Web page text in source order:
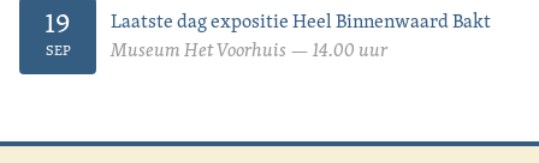
19
SEP
Laatste dag expositie Heel Binnenwaard Bakt
Museum Het Voorhuis — 14.00 uur